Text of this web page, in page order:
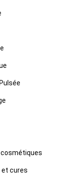
et cures